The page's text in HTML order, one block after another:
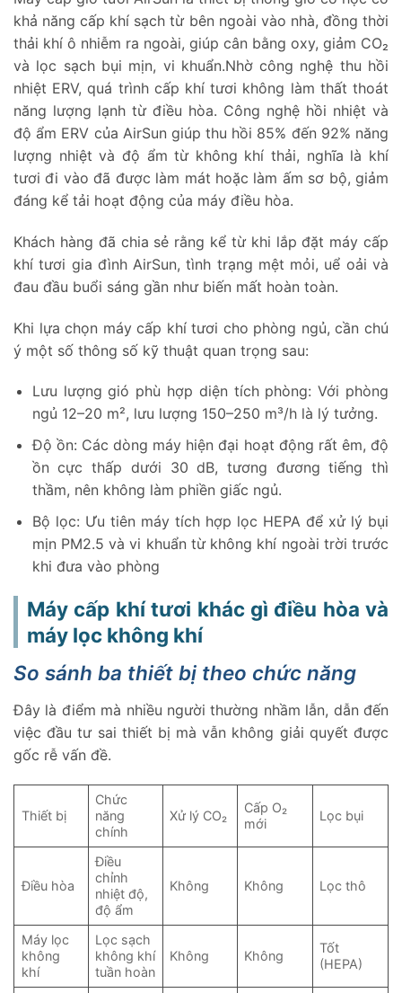
khả năng cấp khí sạch từ bên ngoài vào nhà, đồng thời
thải khí ô nhiễm ra ngoài, giúp cân bằng oxy, giảm CO₂
và lọc sạch bụi mịn, vi khuẩn.Nhờ công nghệ thu hồi
nhiệt ERV, quá trình cấp khí tươi không làm thất thoát
năng lượng lạnh từ điều hòa. Công nghệ hồi nhiệt và
độ ẩm ERV của AirSun giúp thu hồi 85% đến 92% năng
lượng nhiệt và độ ẩm từ không khí thải, nghĩa là khí
tươi đi vào đã được làm mát hoặc làm ấm sơ bộ, giảm
đáng kể tải hoạt động của máy điều hòa.
Khách hàng đã chia sẻ rằng kể từ khi lắp đặt máy cấp
khí tươi gia đình AirSun, tình trạng mệt mỏi, uể oải và
đau đầu buổi sáng gần như biến mất hoàn toàn.
Khi lựa chọn máy cấp khí tươi cho phòng ngủ, cần chú
ý một số thông số kỹ thuật quan trọng sau:
Lưu lượng gió phù hợp diện tích phòng: Với phòng
ngủ 12–20 m², lưu lượng 150–250 m³/h là lý tưởng.
Độ ồn: Các dòng máy hiện đại hoạt động rất êm, độ
ồn cực thấp dưới 30 dB, tương đương tiếng thì
thầm, nên không làm phiền giấc ngủ.
Bộ lọc: Ưu tiên máy tích hợp lọc HEPA để xử lý bụi
mịn PM2.5 và vi khuẩn từ không khí ngoài trời trước
khi đưa vào phòng
Máy cấp khí tươi khác gì điều hòa và
máy lọc không khí
So sánh ba thiết bị theo chức năng
Đây là điểm mà nhiều người thường nhầm lẫn, dẫn đến
việc đầu tư sai thiết bị mà vẫn không giải quyết được
gốc rễ vấn đề.
Thiết bị
Chức
năng
chính
Xử lý CO₂
Cấp O₂
mới
Lọc bụi
Điều hòa
Điều
chỉnh
nhiệt độ,
độ ẩm
Không Không Lọc thô
Máy lọc
không
khí
Lọc sạch
không khí
tuần hoàn
Không Không
Tốt
(HEPA)